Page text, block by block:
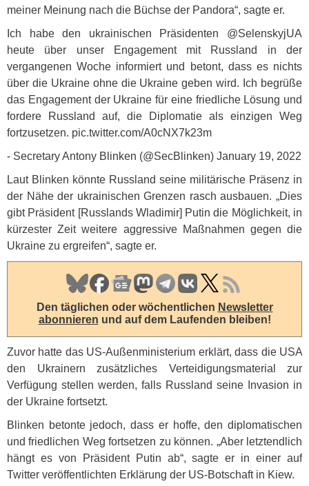
meiner Meinung nach die Büchse der Pandora“, sagte er.
Ich habe den ukrainischen Präsidenten @SelenskyjUA
heute über unser Engagement mit Russland in der
vergangenen Woche informiert und betont, dass es nichts
über die Ukraine ohne die Ukraine geben wird. Ich begrüße
das Engagement der Ukraine für eine friedliche Lösung und
fordere Russland auf, die Diplomatie als einzigen Weg
fortzusetzen. pic.twitter.com/A0cNX7k23m
- Secretary Antony Blinken (@SecBlinken) January 19, 2022
Laut Blinken könnte Russland seine militärische Präsenz in
der Nähe der ukrainischen Grenzen rasch ausbauen. „Dies
gibt Präsident [Russlands Wladimir] Putin die Möglichkeit, in
kürzester Zeit weitere aggressive Maßnahmen gegen die
Ukraine zu ergreifen“, sagte er.
Den täglichen oder wöchentlichen Newsletter
abonnieren und auf dem Laufenden bleiben!
Zuvor hatte das US-Außenministerium erklärt, dass die USA
den Ukrainern zusätzliches Verteidigungsmaterial zur
Verfügung stellen werden, falls Russland seine Invasion in
der Ukraine fortsetzt.
Blinken betonte jedoch, dass er hoffe, den diplomatischen
und friedlichen Weg fortsetzen zu können. „Aber letztendlich
hängt es von Präsident Putin ab“, sagte er in einer auf
Twitter veröffentlichten Erklärung der US-Botschaft in Kiew.